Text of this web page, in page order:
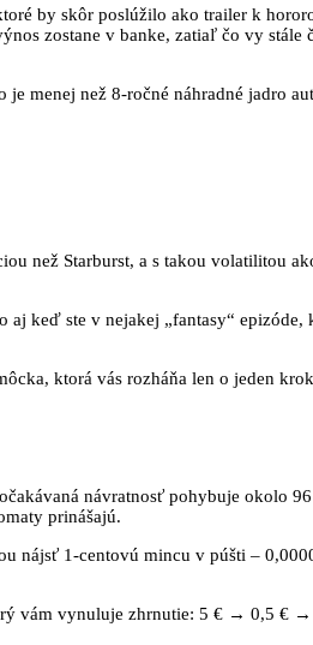
by skôr poslúžilo ako trailer k
zostane v banke, zatiaľ čo vy stále
menej než 8‑ročné náhradné jadro
než Starburst, a s takou volatilitou
keď ste v nejakej „fantasy“ epizóde,
ktorá vás rozháňa len o jeden
návratnosť pohybuje okolo
prinášajú.
nájsť 1‑centovú mincu v púšti –
vám vynuluje zhrnutie: 5 € → 0,5